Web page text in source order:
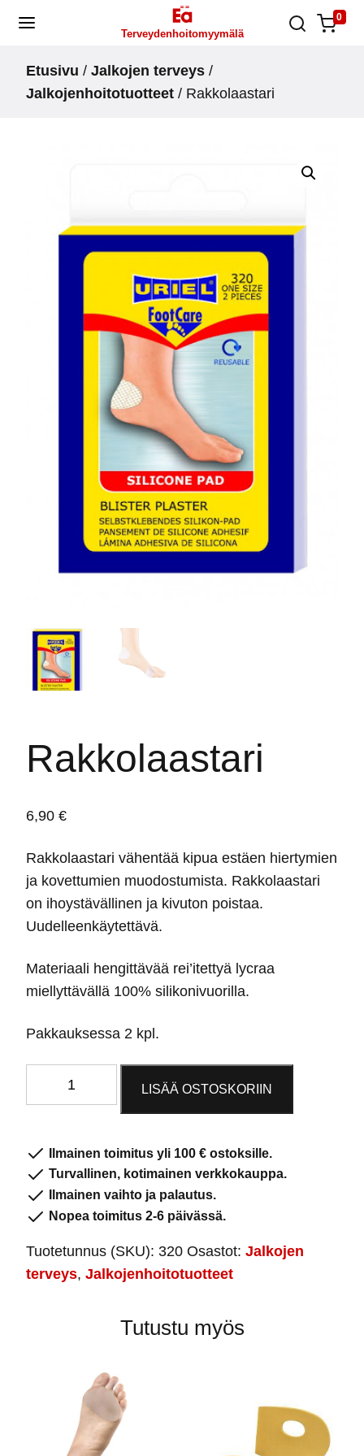
Skip
Terveydenhoitomyymälä
0
Etusivu / Jalkojen terveys /
Jalkojenhoitotuotteet / Rakkolaastari
Rakkolaastari
6,90 €
Rakkolaastari vähentää kipua estäen hiertymien
ja kovettumien muodostumista. Rakkolaastari
on ihoystävällinen ja kivuton poistaa.
Uudelleenkäytettävä.
Materiaali hengittävää rei’itettyä lycraa
miellyttävällä 100% silikonivuorilla.
Pakkauksessa 2 kpl.
LISÄÄ OSTOSKORIIN
Ilmainen toimitus yli 100 € ostoksille.
Turvallinen, kotimainen verkkokauppa.
Ilmainen vaihto ja palautus.
Nopea toimitus 2-6 päivässä.
Tuotetunnus (SKU): 320 Osastot: Jalkojen
terveys, Jalkojenhoitotuotteet
Tutustu myös